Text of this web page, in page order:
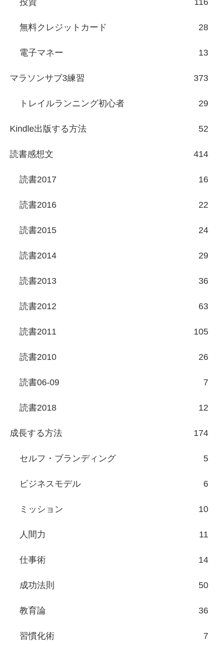
無料クレジットカード 28
電子マネー 13
マラソンサブ3練習 373
トレイルランニング初心者 29
Kindle出版する方法 52
読書感想文 414
読書2017 16
読書2016 22
読書2015 24
読書2014 29
読書2013 36
読書2012 63
読書2011 105
読書2010 26
読書06-09 7
読書2018 12
成長する方法 174
セルフ・ブランディング 5
ビジネスモデル 6
ミッション 10
人間力 11
仕事術 14
成功法則 50
教育論 36
習慣化術 7